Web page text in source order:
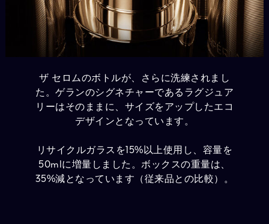
ザ セロムのボトルが、さらに洗練されまし
た。ゲランのシグネチャーであるラグジュア
リーはそのままに、サイズをアップしたエコ
デザインとなっています。
リサイクルガラスを15%以上使用し、容量を
50mlに増量しました。ボックスの重量は、
35%減となっています（従来品との比較）。